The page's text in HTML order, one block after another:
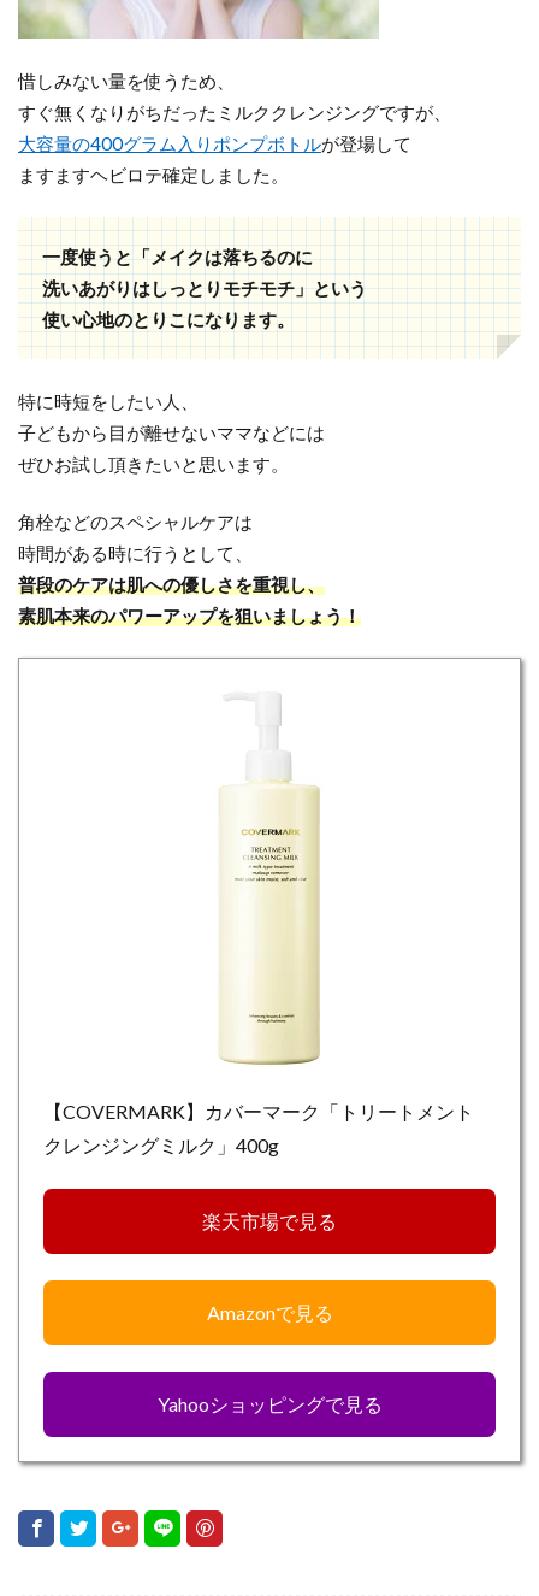
惜しみない量を使うため、
すぐ無くなりがちだったミルククレンジングですが、
大容量の400グラム入りポンプボトルが登場して
ますますヘビロテ確定しました。
一度使うと「メイクは落ちるのに
洗いあがりはしっとりモチモチ」という
使い心地のとりこになります。
特に時短をしたい人、
子どもから目が離せないママなどには
ぜひお試し頂きたいと思います。
角栓などのスペシャルケアは
時間がある時に行うとして、
普段のケアは肌への優しさを重視し、
素肌本来のパワーアップを狙いましょう！
【COVERMARK】カバーマーク「トリートメント
クレンジングミルク」400g
楽天市場で見る
Amazonで見る
Yahooショッピングで見る